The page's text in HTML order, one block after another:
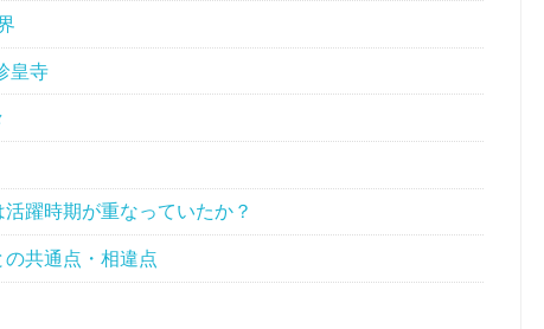
皇寺
躍時期が重なっていたか？
共通点・相違点